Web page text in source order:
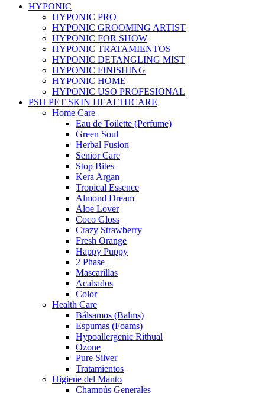
HYPONIC
HYPONIC PRO
HYPONIC GROOMING ARTIST
HYPONIC FOR SHOW
HYPONIC TRATAMIENTOS
HYPONIC DETANGLING MIST
HYPONIC FINISHING
HYPONIC HOME
HYPONIC USO PROFESIONAL
PSH PET SKIN HEALTHCARE
Home Care
Eau de Toilette (Perfume)
Green Soul
Herbal Fusion
Senior Care
Stop Bites
Kera Argan
Tropical Essence
Almond Dream
Aloe Lover
Coco Gloss
Crazy Strawberry
Fresh Orange
Happy Puppy
2 Phase
Mascarillas
Acabados
Color
Health Care
Bálsamos (Balms)
Espumas (Foams)
Hypoallergenic Rithual
Ozone
Pure Silver
Tratamientos
Higiene del Manto
Champús Generales